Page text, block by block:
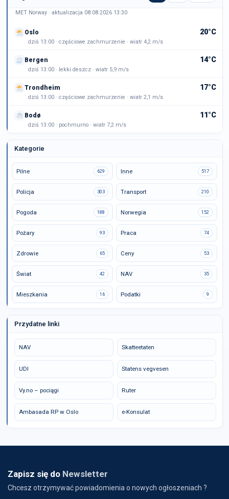
MET Norway · aktualizacja 08.08.2026 13:30
Oslo 20°C
dziś 13:00 · częściowe zachmurzenie · wiatr 4,2 m/s
Bergen 14°C
dziś 13:00 · lekki deszcz · wiatr 5,9 m/s
Trondheim 17°C
dziś 13:00 · częściowe zachmurzenie · wiatr 2,1 m/s
Bodø 11°C
dziś 13:00 · pochmurno · wiatr 7,2 m/s
Kategorie
Pilne 629 Inne 517
Policja 303 Transport 210
Pogoda 188 Norwegia 152
Pożary 93 Praca 74
Zdrowie 65 Ceny 53
Świat 42 NAV 35
Mieszkania 16 Podatki 9
Przydatne linki
NAV Skatteetaten
UDI Statens vegvesen
Vy.no – pociągi Ruter
Ambasada RP w Oslo e-Konsulat
Zapisz się do Newsletter
Chcesz otrzymywać powiadomienia o nowych ogłoszeniach ?